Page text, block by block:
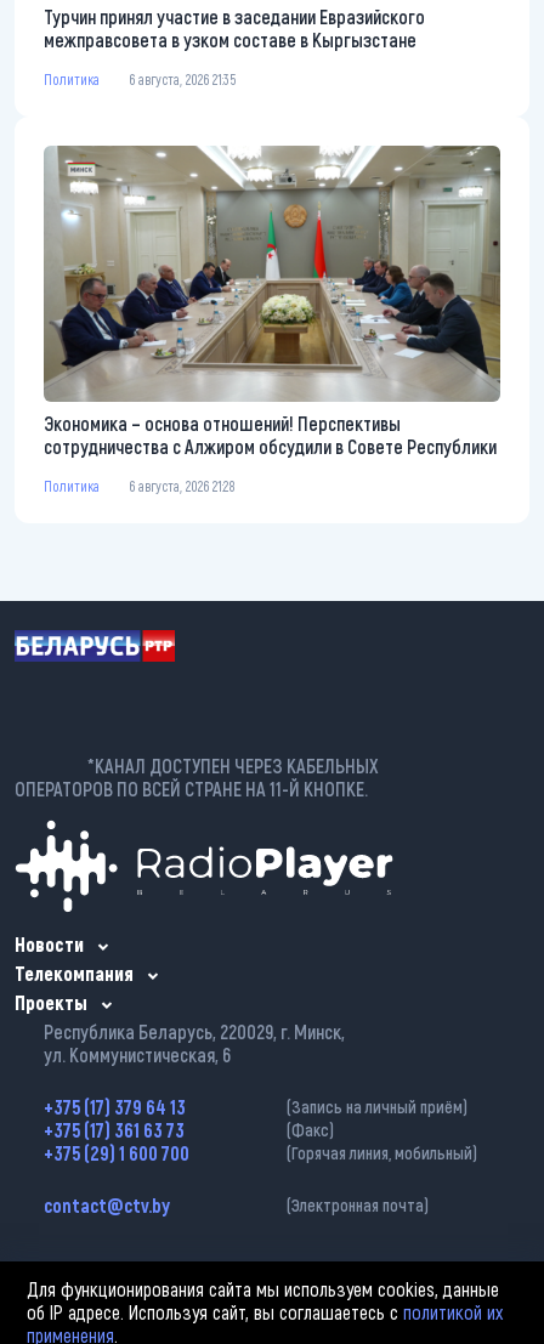
Турчин принял участие в заседании Евразийского
межправсовета в узком составе в Кыргызстане
Политика 6 августа, 2026 21:35
Экономика – основа отношений! Перспективы
сотрудничества с Алжиром обсудили в Совете Республики
Политика 6 августа, 2026 21:28
*КАНАЛ ДОСТУПЕН ЧЕРЕЗ КАБЕЛЬНЫХ
ОПЕРАТОРОВ ПО ВСЕЙ СТРАНЕ НА 11-Й КНОПКЕ.
Новости
Телекомпания
Проекты
Республика Беларусь, 220029, г. Минск,
ул. Коммунистическая, 6
+375 (17) 379 64 13 (Запись на личный приём)
+375 (17) 361 63 73 (Факс)
+375 (29) 1 600 700 (Горячая линия, мобильный)
contact@ctv.by (Электронная почта)
Для функционирования сайта мы используем cookies, данные
об IP адресе. Используя сайт, вы соглашаетесь сполитикой их
применения.